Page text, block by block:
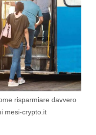
risparmiare davvero
mesi-crypto.it